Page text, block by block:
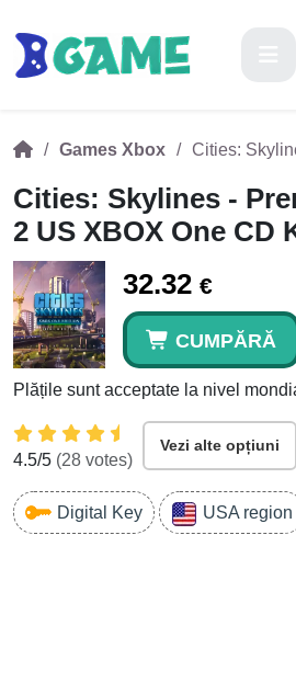
Games Xbox Cities:
Cities: Skylines -
2 US XBOX One CD
32.32 €
CUMPĂRĂ
Plățile sunt acceptate la nivel
4.5/5 (28 votes)
Vezi alte opțiuni
Digital Key USA region